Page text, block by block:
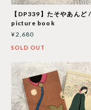
【DP339】たそやあんど /
picture book
¥2,680
SOLD OUT